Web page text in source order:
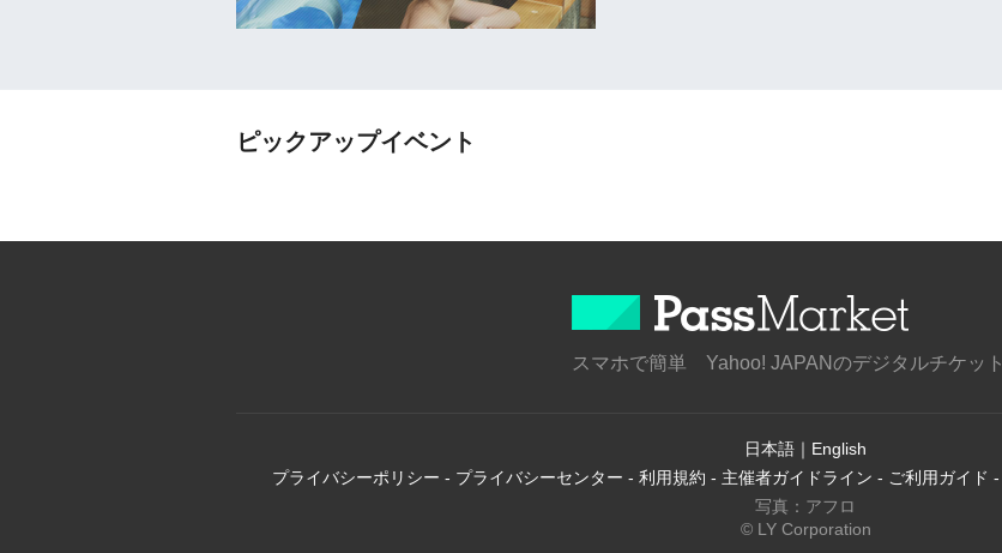
ピックアップイベント
スマホで簡単 Yahoo! JAPANのデジタルチケット
日本語 ｜ English
プライバシーポリシー - プライバシーセンター - 利用規約 - 主催者ガイドライン - ご利用ガイド -
写真：アフロ
© LY Corporation